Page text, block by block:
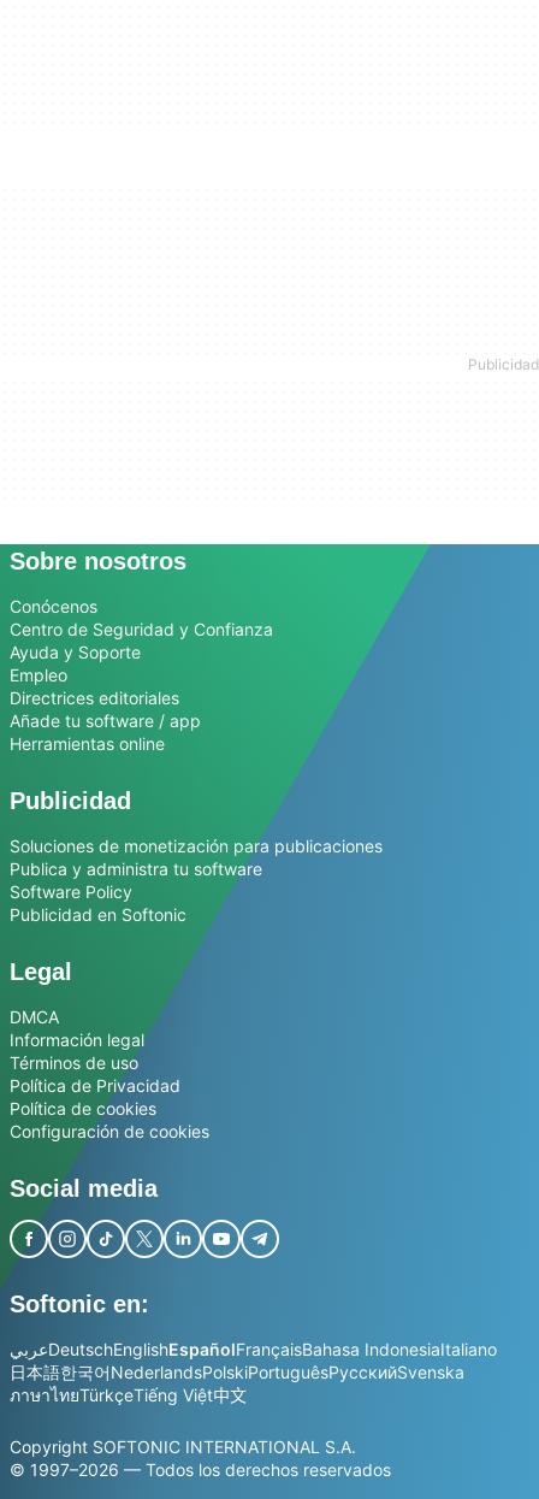
Sobre nosotros
Conócenos
Centro de Seguridad y Confianza
Ayuda y Soporte
Empleo
Directrices editoriales
Añade tu software / app
Herramientas online
Publicidad
Soluciones de monetización para publicaciones
Publica y administra tu software
Software Policy
Publicidad en Softonic
Legal
DMCA
Información legal
Términos de uso
Política de Privacidad
Política de cookies
Configuración de cookies
Social media
Softonic en:
عربيDeutschEnglishEspañolFrançaisBahasa IndonesiaItaliano
日本語한국어NederlandsPolskiPortuguêsРусскийSvenska
ภาษาไทยTürkçeTiếng Việt中文
Copyright SOFTONIC INTERNATIONAL S.A.
© 1997–2026 — Todos los derechos reservados